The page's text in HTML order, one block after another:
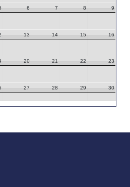
6 7 8 9
13 14 15 16
20 21 22 23
27 28 29 30